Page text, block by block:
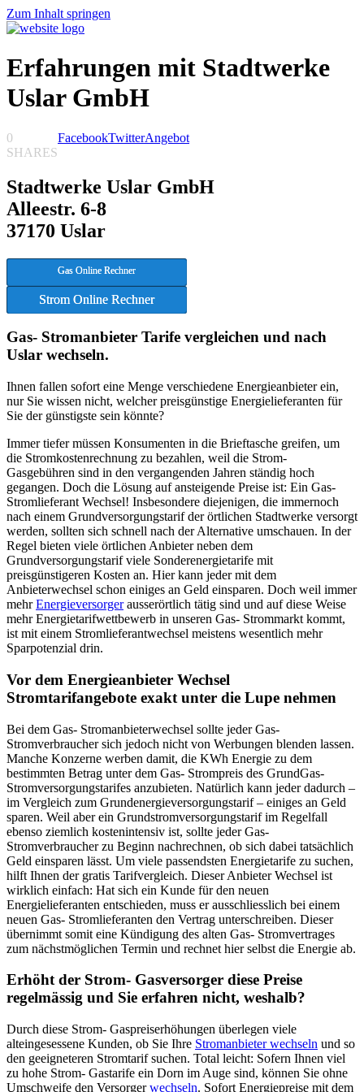
Zum Inhalt springen
Erfahrungen mit Stadtwerke
Uslar GmbH
0
SHARES
FacebookTwitterAngebot
Stadtwerke Uslar GmbH
Alleestr. 6-8
37170 Uslar
Gas Online Rechner
Strom Online Rechner
Gas- Stromanbieter Tarife vergleichen und nach
Uslar wechseln.
Ihnen fallen sofort eine Menge verschiedene Energieanbieter ein,
nur Sie wissen nicht, welcher preisgünstige Energielieferanten für
Sie der günstigste sein könnte?
Immer tiefer müssen Konsumenten in die Brieftasche greifen, um
die Stromkostenrechnung zu bezahlen, weil die Strom-
Gasgebühren sind in den vergangenden Jahren ständig hoch
gegangen. Doch die Lösung auf ansteigende Preise ist: Ein Gas-
Stromlieferant Wechsel! Insbesondere diejenigen, die immernoch
nach einem Grundversorgungstarif der örtlichen Stadtwerke versorgt
werden, sollten sich schnell nach der Alternative umschauen. In der
Regel bieten viele örtlichen Anbieter neben dem
Grundversorgungstarif viele Sonderenergietarife mit
preisgünstigeren Kosten an. Hier kann jeder mit dem
Anbieterwechsel schon einiges an Geld einsparen. Doch weil immer
mehrEnergieversorgerausserörtlich tätig sind und auf diese Weise
mehr Energietarifwettbewerb in unseren Gas- Strommarkt kommt,
ist mit einem Stromlieferantwechsel meistens wesentlich mehr
Sparpotenzial drin.
Vor dem Energieanbieter Wechsel
Stromtarifangebote exakt unter die Lupe nehmen
Bei dem Gas- Stromanbieterwechsel sollte jeder Gas-
Stromverbraucher sich jedoch nicht von Werbungen blenden lassen.
Manche Konzerne werben damit, die KWh Energie zu dem
bestimmten Betrag unter dem Gas- Strompreis des GrundGas-
Stromversorgungstarifes anzubieten. Natürlich kann jeder dadurch –
im Vergleich zum Grundenergieversorgungstarif – einiges an Geld
sparen. Weil aber ein Grundstromversorgungstarif im Regelfall
ebenso ziemlich kostenintensiv ist, sollte jeder Gas-
Stromverbraucher zu Beginn nachrechnen, ob sich dabei tatsächlich
Geld einsparen lässt. Um viele passendsten Energietarife zu suchen,
hilft Ihnen der gratis Tarifvergleich. Dieser Anbieter Wechsel ist
wirklich einfach: Hat sich ein Kunde für den neuen
Energielieferanten entschieden, muss er ausschliesslich bei einem
neuen Gas- Stromlieferanten den Vertrag unterschreiben. Dieser
übernimmt somit eine Kündigung des alten Gas- Stromvertrages
zum nächstmöglichen Termin und rechnet hier selbst die Energie ab.
Erhöht der Strom- Gasversorger diese Preise
regelmässig und Sie erfahren nicht, weshalb?
Durch diese Strom- Gaspreiserhöhungen überlegen viele
alteingesessene Kunden, ob Sie Ihre Stromanbieter wechseln und so
den geeigneteren Stromtarif suchen. Total leicht: Sofern Ihnen viel
zu hohe Strom- Gastarife ein Dorn im Auge sind, können Sie ohne
Umschweife den Versorgerwechseln. Sofort Energiepreise mit dem